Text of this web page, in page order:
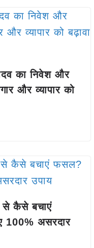
का निवेश और
और व्यापार को
से कैसे बचाएं
100% असरदार